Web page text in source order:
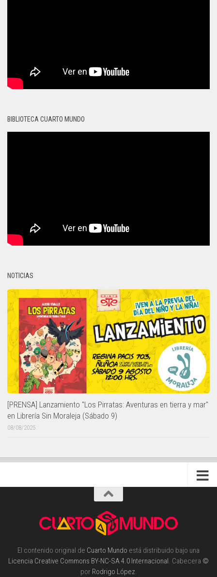
BIBLIOTECA CUARTO MUNDO
NOTICIAS
[PRENSA] Lanzamiento "Los Pirratas: Aventuras en tierra y mar"
en Librería Sin Moraleja (Sábado 9)
08/08/2025
El contenido original de Cuarto Mundo está distribuido bajo una
Licencia Creative Commons BY-NC-SA 4.0 Internacional . Cabecera ©
por Rodrigo López